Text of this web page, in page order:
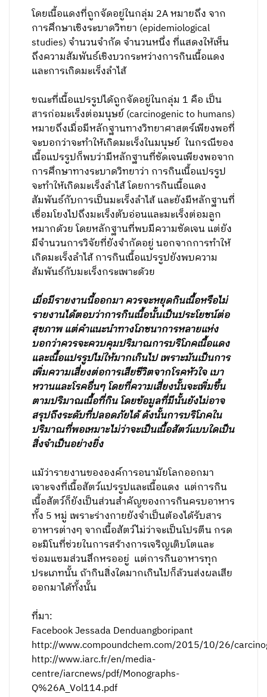
โดยเนื้อแดงที่ถูกจัดอยู่ในกลุ่ม 2A หมายถึง จาก
การศึกษาเชิงระบาดวิทยา (epidemiological
studies) จำนวนจำกัด จำนวนหนึ่ง ที่แสดงให้เห็น
ถึงความสัมพันธ์เชิงบวกระหว่างการกินเนื้อแดง
และการเกิดมะเร็งลำไส้
ขณะที่เนื้อแปรรูปได้ถูกจัดอยู่ในกลุ่ม 1 คือ เป็น
สารก่อมะเร็งต่อมนุษย์ (carcinogenic to humans)
หมายถึงเมื่อมีหลักฐานทางวิทยาศาสตร์เพียงพอที่
จะบอกว่าจะทำให้เกิดมะเร็งในมนุษย์ ในกรณีของ
เนื้อแปรรูปก็พบว่ามีหลักฐานที่ชัดเจนเพียงพอจาก
การศึกษาทางระบาดวิทยาว่า การกินเนื้อแปรรูป
จะทำให้เกิดมะเร็งลำไส้ โดยการกินเนื้อแดง
สัมพันธ์กับการเป็นมะเร็งลำไส้ และยังมีหลักฐานที่
เชื่อมโยงไปถึงมะเร็งตับอ่อนและมะเร็งต่อมลูก
หมากด้วย โดยหลักฐานที่พบมีความชัดเจน แต่ยัง
มีจำนวนการวิจัยที่ยังจำกัดอยู่ นอกจากการทำให้
เกิดมะเร็งลำไส้ การกินเนื้อแปรรูปยังพบความ
สัมพันธ์กับมะเร็งกระเพาะด้วย
เมื่อมีรายงานนี้ออกมา ควรจะหยุดกินเนื้อหรือไม่
รายงานได้ตอบว่าการกินเนื้อนั้นเป็นประโยชน์ต่อ
สุขภาพ แต่คำแนะนำทางโภชนาการหลายแห่ง
บอกว่าควรจะควบคุมปริมาณการบริโภคเนื้อแดง
และเนื้อแปรรูปไม่ให้มากเกินไป เพราะมันเป็นการ
เพิ่มความเสี่ยงต่อการเสียชีวิตจากโรคหัวใจ เบา
หวานและโรคอื่นๆ โดยที่ความเสี่ยงนั้นจะเพิ่มขึ้น
ตามปริมาณเนื้อที่กิน โดยข้อมูลที่มีนั้นยังไม่อาจ
สรุปถึงระดับที่ปลอดภัยได้ ดังนั้นการบริโภคใน
ปริมาณที่พอเหมาะไม่ว่าจะเป็นเนื้อสัตว์แบบใดเป็น
สิ่งจำเป็นอย่างยิ่ง
แม้ว่ารายงานขององค์การอนามัยโลกออกมา
เจาะจงที่เนื้อสัตว์แปรรูปและเนื้อแดง แต่การกิน
เนื้อสัตว์ก็ยังเป็นส่วนสำคัญของการกินครบอาหาร
ทั้ง 5 หมู่ เพราะร่างกายยังจำเป็นต้องได้รับสาร
อาหารต่างๆ จากเนื้อสัตว์ไม่ว่าจะเป็นโปรตีน กรด
อะมิโนที่ช่วยในการสร้างการเจริญเติบโตและ
ซ่อมแซมส่วนสึกหรออยู่ แต่การกินอาหารทุก
ประเภทนั้น ถ้ากินสิ่งใดมากเกินไปก็ล้วนส่งผลเสีย
ออกมาได้ทั้งนั้น
ที่มา:
Facebook Jessada Denduangboripant
http://www.compoundchem.com/2015/10/26/
http://www.iarc.fr/en/media-
centre/iarcnews/pdf/Monographs-
Q%26A_Vol114.pdf